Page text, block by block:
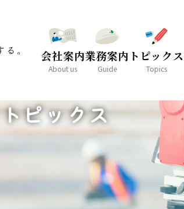
会社案内
About us
業務案内
Guide
トピックス
Topics
トピックス